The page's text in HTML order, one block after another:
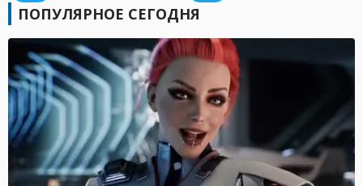
ПОПУЛЯРНОЕ СЕГОДНЯ